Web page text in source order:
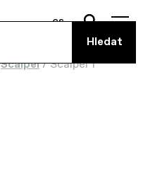
cs
Scalpel/Scalpel 1